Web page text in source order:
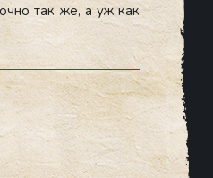
так же, а уж как